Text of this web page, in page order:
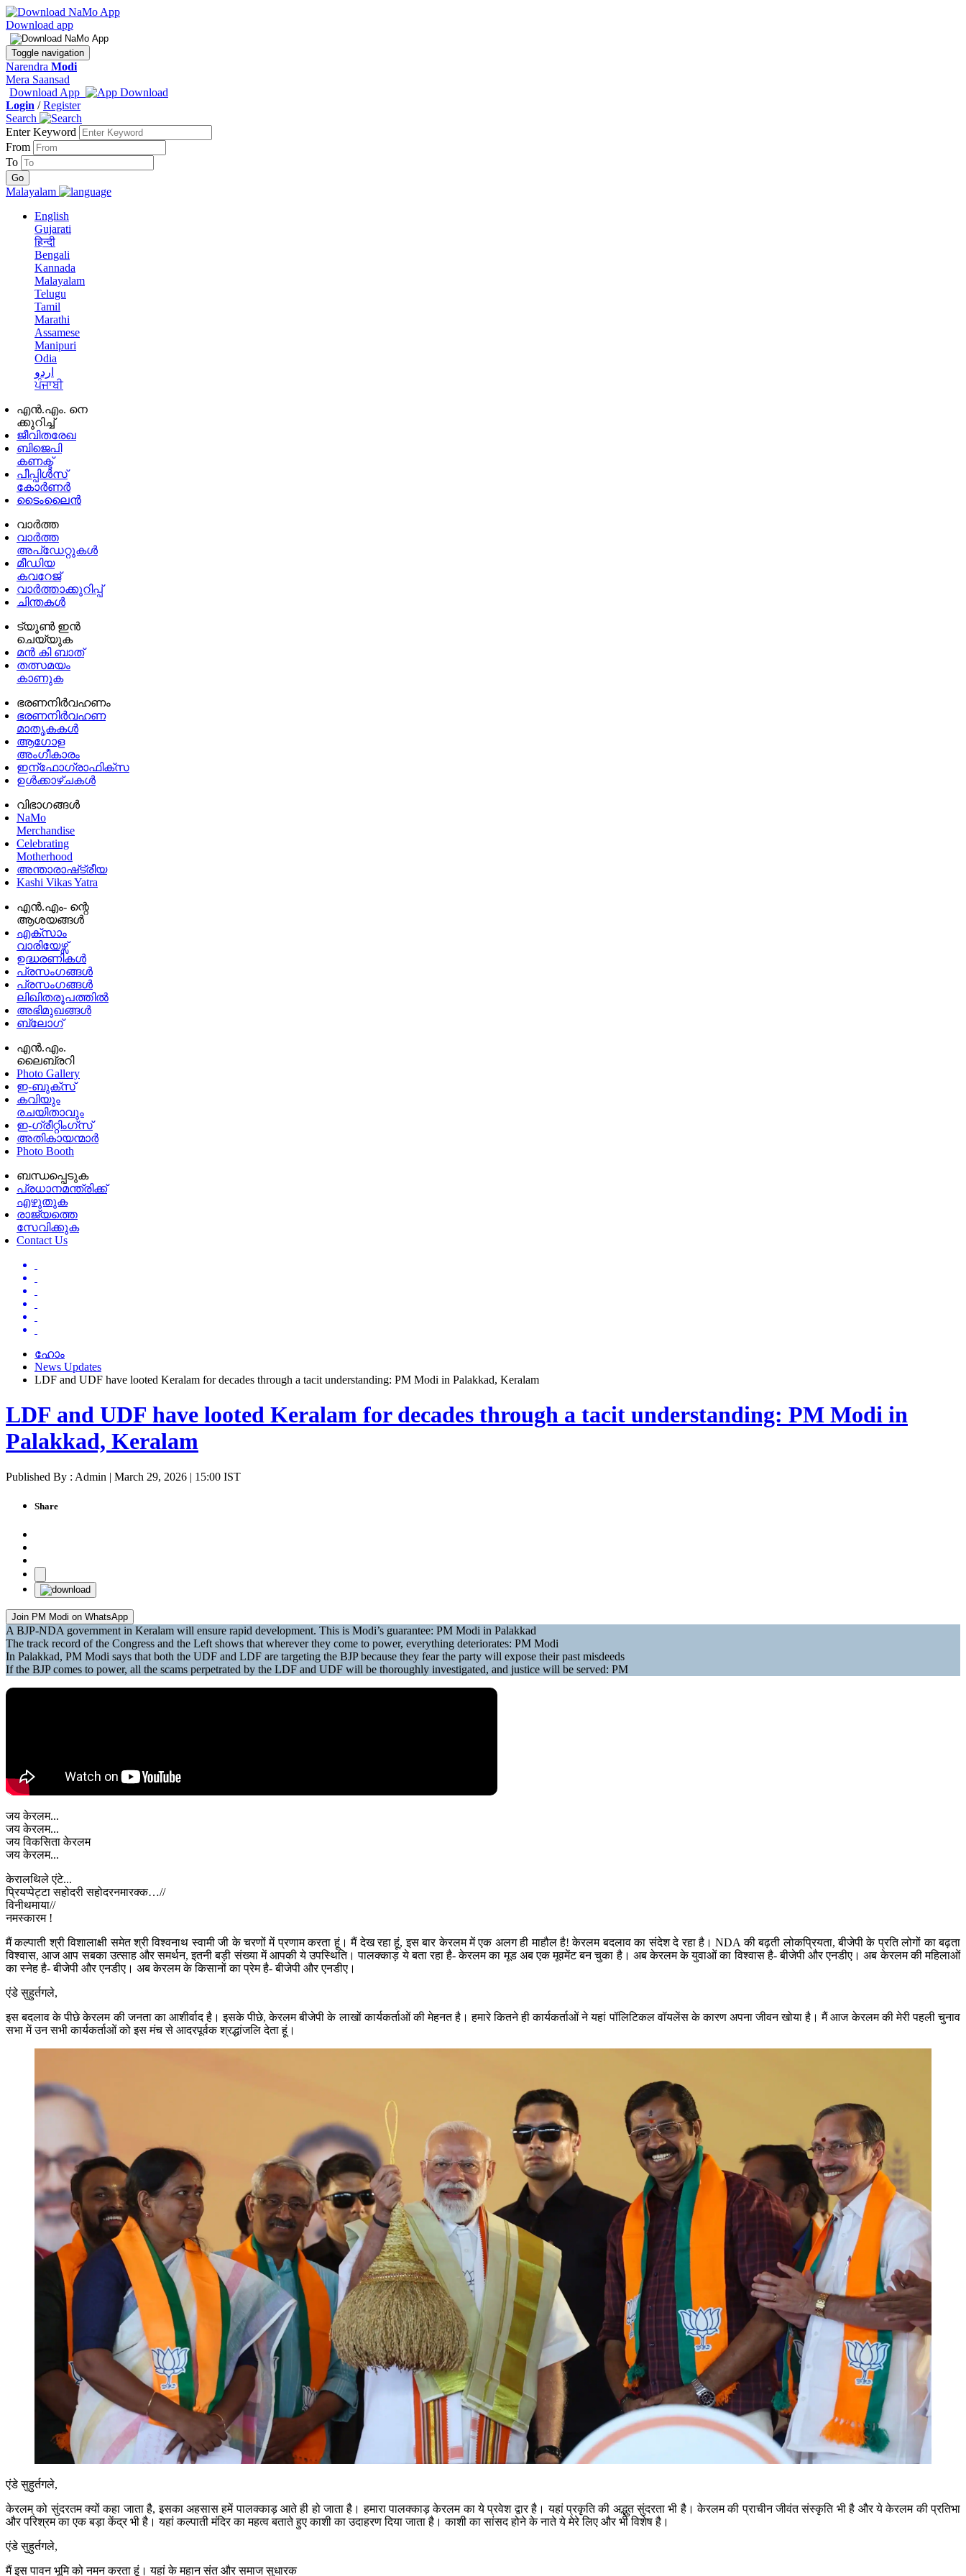
Download app
Toggle navigation
Narendra Modi
Mera Saansad
Download App
Login /Register
Search
Enter Keyword
From
To
Malayalam
English
Gujarati
हिन्दी
Bengali
Kannada
Malayalam
Telugu
Tamil
Marathi
Assamese
Manipuri
Odia
اردو
ਪੰਜਾਬੀ
എൻ.എം. നെ
ക്കുറിച്ച്
ജീവിതരേഖ
ബിജെപി
കണക്ട്
പീപ്പിൾസ്
കോർണർ
ടൈംലൈൻ
വാർത്ത
വാർത്ത
അപ്ഡേറ്റുകൾ
മീഡിയ
കവറേജ്
വാർത്താക്കുറിപ്പ്
ചിന്തകൾ
ട്യൂൺ ഇൻ
ചെയ്യുക
മൻ കി ബാത്
തത്സമയം
കാണുക
ഭരണനിര്‍വഹണം
ഭരണനിര്‍വഹണ
മാതൃകകൾ
ആഗോള
അംഗീകാരം
ഇന്ഫോഗ്രാഫിക്സ
ഉള്‍ക്കാഴ്‌ചകൾ
വിഭാഗങ്ങൾ
NaMo
Merchandise
Celebrating
Motherhood
അന്താരാഷ്‌ട്രീയ
Kashi Vikas Yatra
എൻ.എം- ന്റെ
ആശയങ്ങൾ
എക്സാം
വാരിയേഴ്സ്
ഉദ്ധരണികള്‍
പ്രസംഗങ്ങള്‍
പ്രസംഗങ്ങൾ
ലിഖിതരൂപത്തിൽ
അഭിമുഖങ്ങൾ
ബ്ലോഗ്
എൻ.എം.
ലൈബ്രറി
Photo Gallery
ഇ-ബുക്‌സ്
കവിയും
രചയിതാവും
ഇ-ഗ്രീറ്റിംഗ്‌സ്
അതികായന്മാർ
Photo Booth
ബന്ധപ്പെടുക
പ്രധാനമന്ത്രിക്ക്
എഴുതുക
രാജ്യത്തെ
സേവിക്കുക
Contact Us
ഹോം
News Updates
LDF and UDF have looted Keralam for decades through a tacit understanding: PM Modi in Palakkad, Keralam
LDF and UDF have looted Keralam for decades through a tacit understanding: PM Modi in
Palakkad, Keralam
Published By : Admin | March 29, 2026 | 15:00 IST
Share
Join PM Modi on WhatsApp
A BJP-NDA government in Keralam will ensure rapid development. This is Modi’s guarantee: PM Modi in Palakkad
The track record of the Congress and the Left shows that wherever they come to power, everything deteriorates: PM Modi
In Palakkad, PM Modi says that both the UDF and LDF are targeting the BJP because they fear the party will expose their past misdeeds
If the BJP comes to power, all the scams perpetrated by the LDF and UDF will be thoroughly investigated, and justice will be served: PM
जय केरलम...
जय केरलम...
जय विकसिता केरलम
जय केरलम...
केरालथिले एंटे...
प्रियप्पेट्टा सहोदरी सहोदरनमारक्क…//
विनीथमाया//
नमस्कारम !
मैं कल्पाती श्री विशालाक्षी समेत श्री विश्वनाथ स्वामी जी के चरणों में प्रणाम करता हूं। मैं देख रहा हूं, इस बार केरलम में एक अलग ही माहौल है! केरलम बदलाव का संदेश दे रहा है। NDA की बढ़ती लोकप्रियता, बीजेपी के प्रति लोगों का बढ़ता
विश्वास, आज आप सबका उत्साह और समर्थन, इतनी बड़ी संख्या में आपकी ये उपस्थिति। पालक्काड़ ये बता रहा है- केरलम का मूड अब एक मूवमेंट बन चुका है। अब केरलम के युवाओं का विश्वास है- बीजेपी और एनडीए। अब केरलम की महिलाओं
का स्नेह है- बीजेपी और एनडीए। अब केरलम के किसानों का प्रेम है- बीजेपी और एनडीए।
एंडे सुहुर्तगले,
इस बदलाव के पीछे केरलम की जनता का आशीर्वाद है। इसके पीछे, केरलम बीजेपी के लाखों कार्यकर्ताओं की मेहनत है। हमारे कितने ही कार्यकर्ताओं ने यहां पॉलिटिकल वॉयलेंस के कारण अपना जीवन खोया है। मैं आज केरलम की मेरी पहली चुनाव
सभा में उन सभी कार्यकर्ताओं को इस मंच से आदरपूर्वक श्रद्धांजलि देता हूं।
एंडे सुहुर्तगले,
केरलम् को सुंदरतम क्यों कहा जाता है, इसका अहसास हमें पालक्काड़ आते ही हो जाता है। हमारा पालक्काड़ केरलम का ये प्रवेश द्वार है। यहां प्रकृति की अद्भुत सुंदरता भी है। केरलम की प्राचीन जीवंत संस्कृति भी है और ये केरलम की प्रतिभा
और परिश्रम का एक बड़ा केंद्र भी है। यहां कल्पाती मंदिर का महत्व बताते हुए काशी का उदाहरण दिया जाता है। काशी का सांसद होने के नाते ये मेरे लिए और भी विशेष है।
एंडे सुहुर्तगले,
मैं इस पावन भूमि को नमन करता हूं। यहां के महान संत और समाज सुधारक